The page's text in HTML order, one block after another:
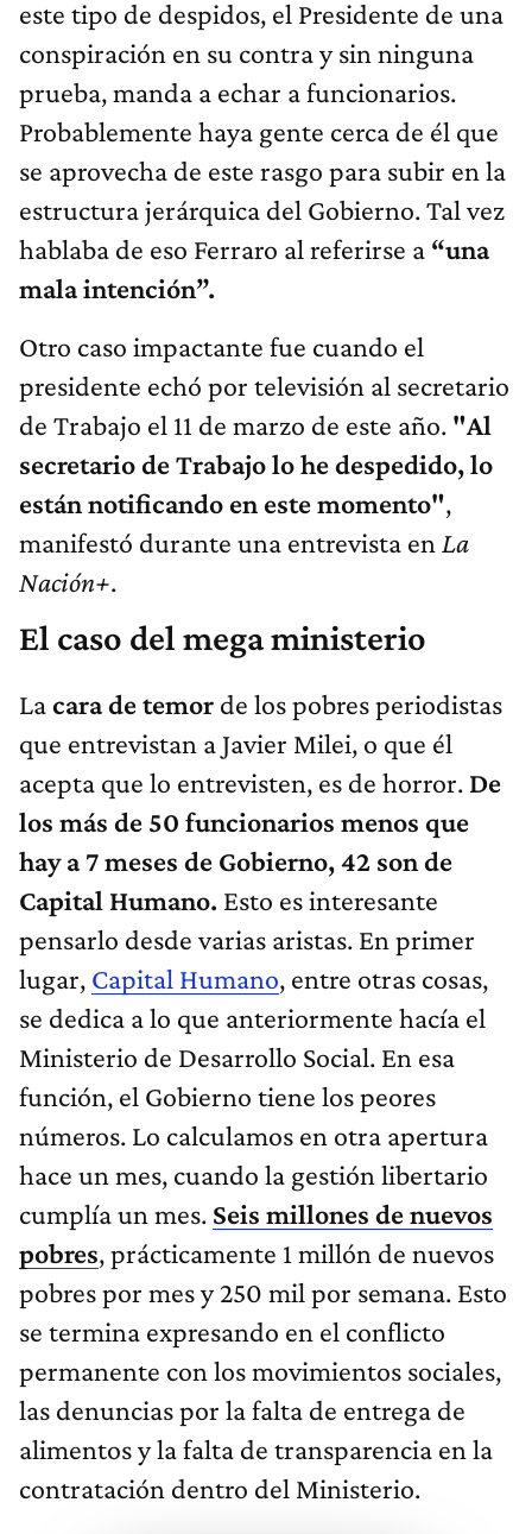
este tipo de despidos, el Presidente de una
conspiración en su contra y sin ninguna
prueba, manda a echar a funcionarios.
Probablemente haya gente cerca de él que
se aprovecha de este rasgo para subir en la
estructura jerárquica del Gobierno. Tal vez
hablaba de eso Ferraro al referirse a “una
mala intención”.
Otro caso impactante fue cuando el
presidente echó por televisión al secretario
de Trabajo el 11 de marzo de este año. "Al
secretario de Trabajo lo he despedido, lo
están notificando en este momento",
manifestó durante una entrevista en La
Nación+.
El caso del mega ministerio
Lacara de temor de los pobres periodistas
que entrevistan a Javier Milei, o que él
acepta que lo entrevisten, es de horror. De
los más de 50 funcionarios menos que
hay a 7 meses de Gobierno, 42 son de
Capital Humano. Esto es interesante
pensarlo desde varias aristas. En primer
lugar, Capital Humano, entre otras cosas,
se dedica a lo que anteriormente hacía el
Ministerio de Desarrollo Social. En esa
función, el Gobierno tiene los peores
números. Lo calculamos en otra apertura
hace un mes, cuando la gestión libertario
cumplía un mes. Seis millones de nuevos
pobres, prácticamente 1 millón de nuevos
pobres por mes y 250 mil por semana. Esto
se termina expresando en el conflicto
permanente con los movimientos sociales,
las denuncias por la falta de entrega de
alimentos y la falta de transparencia en la
contratación dentro del Ministerio.